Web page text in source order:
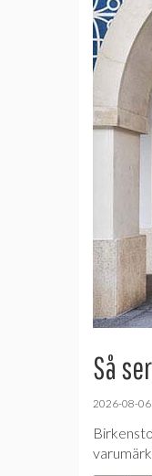
Så
2026-08-06